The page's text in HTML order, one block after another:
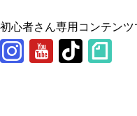
初心者さん専用コンテン